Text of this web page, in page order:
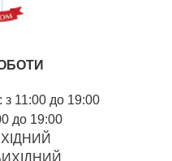
з 11:00 до 19:00
до 19:00